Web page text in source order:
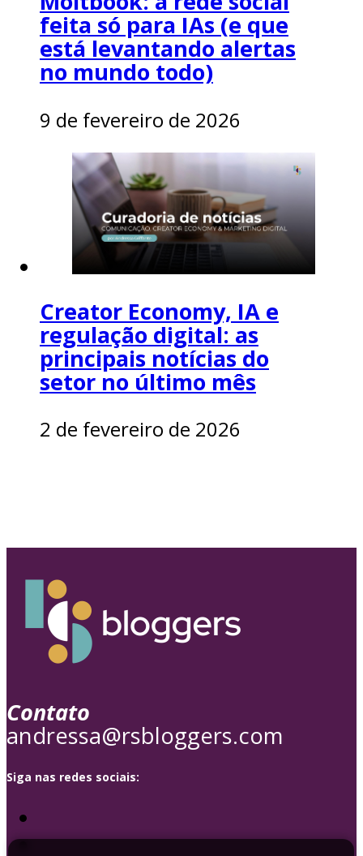
feita só para IAs (e que
está levantando alertas
no mundo todo)
9 de fevereiro de 2026
Creator Economy, IA e
regulação digital: as
principais notícias do
setor no último mês
2 de fevereiro de 2026
Contato
andressa@rsbloggers.com
Siga nas redes sociais: